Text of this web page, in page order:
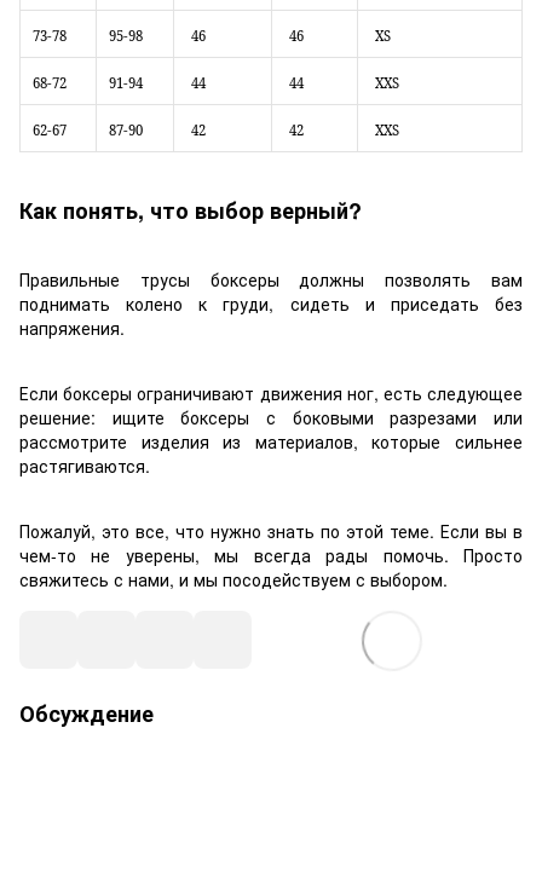
73-78 95-98 46 46 XS
68-72 91-94 44 44 XXS
62-67 87-90 42 42 XXS
Как понять, что выбор верный?
Правильные трусы боксеры должны позволять вам
поднимать колено к груди, сидеть и приседать без
напряжения.
Если боксеры ограничивают движения ног, есть следующее
решение: ищите боксеры с боковыми разрезами или
рассмотрите изделия из материалов, которые сильнее
растягиваются.
Пожалуй, это все, что нужно знать по этой теме. Если вы в
чем-то не уверены, мы всегда рады помочь. Просто
свяжитесь с нами, и мы посодействуем с выбором.
Обсуждение